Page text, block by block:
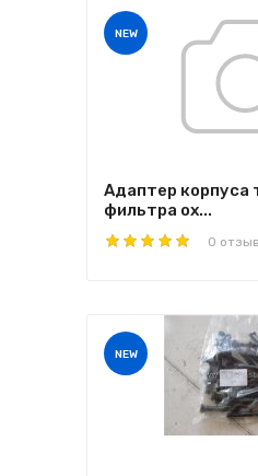
NEW
Адаптер корпуса
фильтра ох...
0
NEW